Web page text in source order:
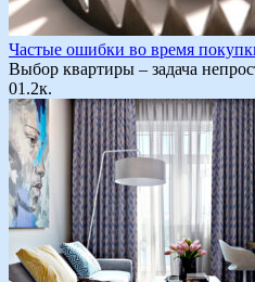
Частые ошибки во время
Выбор квартиры – задача
01.2к.